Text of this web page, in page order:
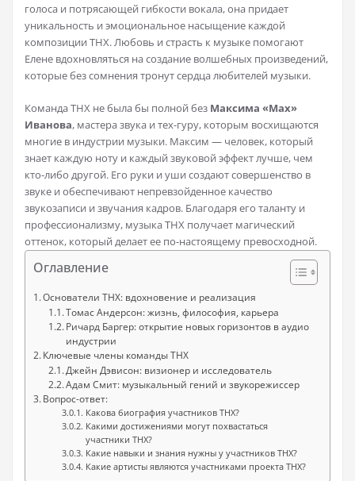
голоса и потрясающей гибкости вокала, она придает
уникальность и эмоциональное насыщение каждой
композиции THX. Любовь и страсть к музыке помогают
Елене вдохновляться на создание волшебных произведений,
которые без сомнения тронут сердца любителей музыки.
Команда THX не была бы полной без Максима «Max»
Иванова, мастера звука и тех-гуру, которым восхищаются
многие в индустрии музыки. Максим — человек, который
знает каждую ноту и каждый звуковой эффект лучше, чем
кто-либо другой. Его руки и уши создают совершенство в
звуке и обеспечивают непревзойденное качество
звукозаписи и звучания кадров. Благодаря его таланту и
профессионализму, музыка THX получает магический
оттенок, который делает ее по-настоящему превосходной.
Оглавление
Основатели THX: вдохновение и реализация
Томас Андерсон: жизнь, философия, карьера
Ричард Баргер: открытие новых горизонтов в аудио
индустрии
Ключевые члены команды THX
Джейн Дэвисон: визионер и исследователь
Адам Смит: музыкальный гений и звукорежиссер
Вопрос-ответ:
Какова биография участников THX?
Какими достижениями могут похвастаться
участники THX?
Какие навыки и знания нужны у участников THX?
Какие артисты являются участниками проекта THX?